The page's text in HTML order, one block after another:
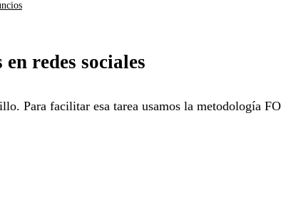
redes sociales
Para facilitar esa tarea usamos la metodología